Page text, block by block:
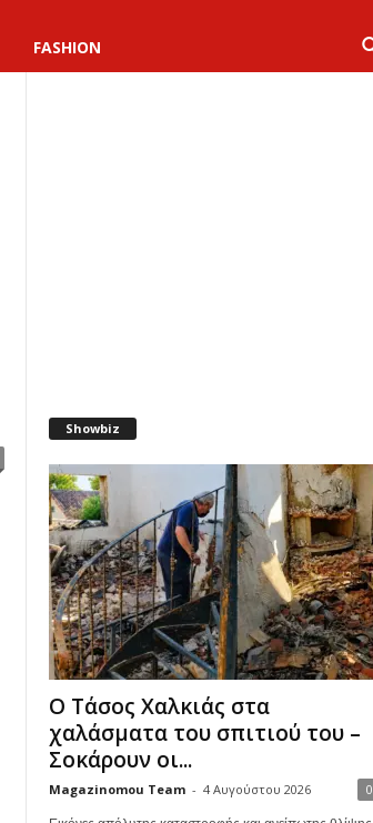
FASHION
Showbiz
Ο Τάσος Χαλκιάς στα
χαλάσματα του σπιτιού του –
Σοκάρουν οι...
Magazinomou Team - 4 Αυγούστου 2026 0